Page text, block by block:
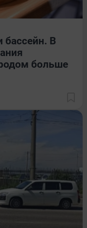
бассейн. В
больше